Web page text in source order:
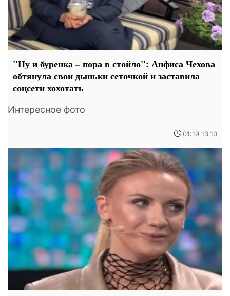
"Ну и буренка – пора в стойло": Анфиса Чехова
обтянула свои дыньки сеточкой и заставила
соцсети хохотать
Интересное фото
01:19 13.10